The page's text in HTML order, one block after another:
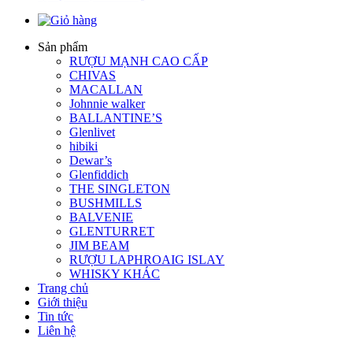
Sản phẩm
RƯỢU MẠNH CAO CẤP
CHIVAS
MACALLAN
Johnnie walker
BALLANTINE’S
Glenlivet
hibiki
Dewar’s
Glenfiddich
THE SINGLETON
BUSHMILLS
BALVENIE
GLENTURRET
JIM BEAM
RƯỢU LAPHROAIG ISLAY
WHISKY KHÁC
Trang chủ
Giới thiệu
Tin tức
Liên hệ